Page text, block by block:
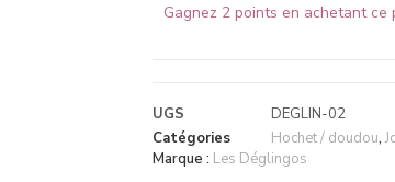
Gagnez 2 points en achetant ce
UGS
DEGLIN-02
Catégories
Hochet / doudou,
Marque : Les Déglingos